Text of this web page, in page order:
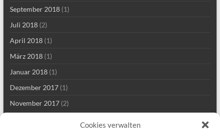
Cookies verwalten
September 2018(1)
Juli 2018(2)
April 2018(1)
März 2018(1)
Januar 2018(1)
Dezember 2017(1)
November 2017(2)